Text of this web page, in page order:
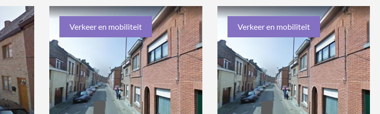
Verkeer en mobiliteit Verkeer en mobiliteit